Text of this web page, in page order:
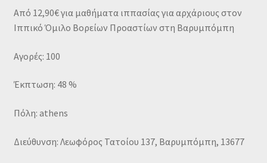
Από 12,90€ για μαθήματα ιππασίας για αρχάριους στον
Ιππικό Όμιλο Βορείων Προαστίων στη Βαρυμπόμπη
Αγορές: 100
Έκπτωση: 48 %
Πόλη: athens
Διεύθυνση: Λεωφόρος Τατοίου 137, Βαρυμπόμπη, 13677